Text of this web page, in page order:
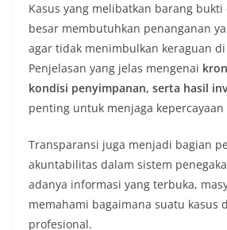
Kasus yang melibatkan barang
besar membutuhkan penanganan
agar tidak menimbulkan keraguan di
Penjelasan yang jelas mengenai
kondisi penyimpanan, serta hasil
penting untuk menjaga
Transparansi juga menjadi bagian
akuntabilitas dalam sistem
adanya informasi yang terbuka,
memahami bagaimana suatu kasus
profesional.